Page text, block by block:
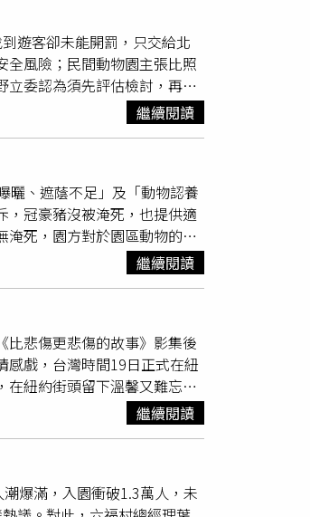
住房。高雄漢來大飯店指
源，同時有以親子客為主的
期訂房率起伏明顯，旅客多處
截至7月中旬，旅宿訂房率平
房率可達8成水準。台東縣政
颱風影響順延辦理，但多數旅
風及低壓帶影響，屏東旅宿
至3成，大嘆真的是靠天吃
3D旅遊嘉年華等許多主題活
遊客卻未能開罰，只交給北
全風險；民間動物園主張比照
委認為須先評估檢討，再研
斑點鬣狗、保育類動物白面捲
視器報警尋找當事人到案說
；高雄
以符合實際現況。國民黨台北
公民教育訓練；民眾黨市議員
間私人動物咖啡廳、農場等
預算委外請保全公司進駐動
黨立委王鴻薇、民進黨立委吳
委林國成建議，先從地方單
繼續閱讀
曬、遮蔭不足」及「動物認養
，冠豪豬沒被淹死，也提供適
淹死，園方對於園區動物的照
虞，如發現異狀即通報獸醫妥
孔洞，以避免大量雨水宣洩不
性都不同，而園區內樹木林
保有充足日照，園方也提供適
備為動物降溫。針對原棲地為
式帆布來提供展場全面之遮
要增加遮陰設施，並持續進
法，園方指出，動物照養保育
料、動物行為豐富化及動物
5％；園區行銷預算主要用
、普及動物相關知識、推廣生
繼續閱讀
比悲傷更悲傷的故事》影集後
感戲，台灣時間19日正式在紐
紐約街頭留下溫馨又難忘的
開啟一段職場與愛情交錯的精
護各種動物，甚至勇敢踩進犀
演員皆提前到
薇則分享了自己難忘的犀牛糞
繼續閱讀
爆滿，入園衝破1.3萬人，未